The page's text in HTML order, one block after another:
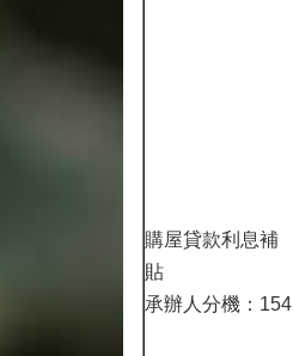
購屋貸款利息補
貼
承辦人分機：154